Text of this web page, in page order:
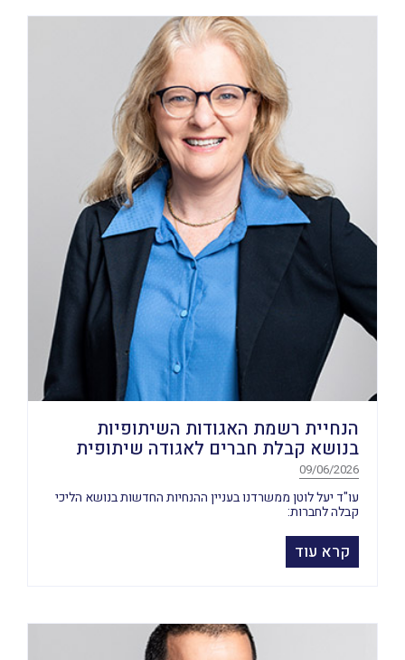
הנחיית רשמת האגודות השיתופיות
בנושא קבלת חברים לאגודה שיתופית
09/06/2026
עו"ד יעל לוטן ממשרדנו בעניין ההנחיות החדשות בנושא הליכי
קבלה לחברות:
קרא עוד